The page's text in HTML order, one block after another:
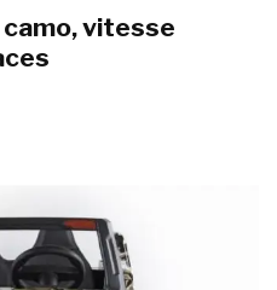
vitesse